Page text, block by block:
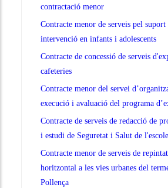
contractació menor
Contracte menor de serveis pel
intervenció en infants i adolescents
Contracte de concessió de serveis
cafeteries
Contracte menor del servei
execució i avaluació del programa
Contracte de serveis de redacció de
i estudi de Seguretat i Salut de
Contracte menor de serveis de
horitzontal a les vies urbanes del
Pollença